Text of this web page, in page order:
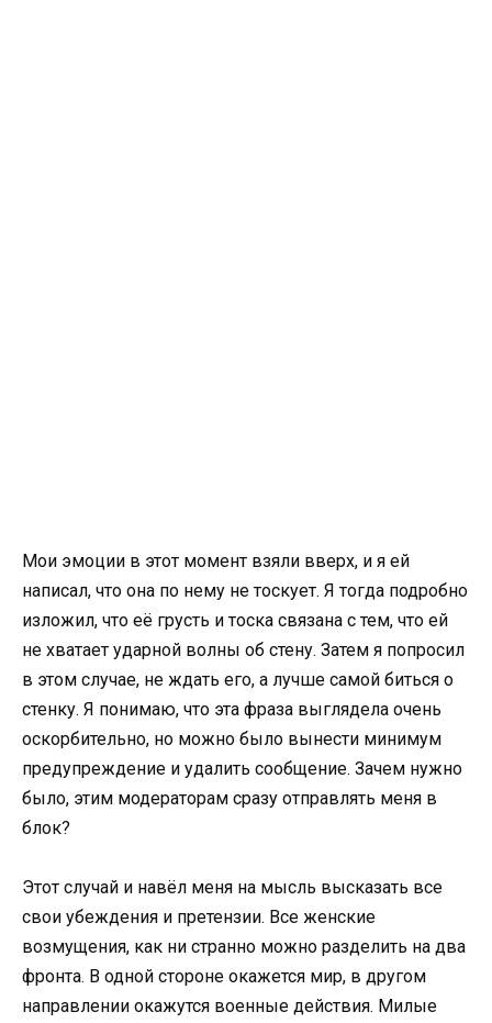
Мои эмоции в этот момент взяли вверх, и я ей
написал, что она по нему не тоскует. Я тогда подробно
изложил, что её грусть и тоска связана с тем, что ей
не хватает ударной волны об стену. Затем я попросил
в этом случае, не ждать его, а лучше самой биться о
стенку. Я понимаю, что эта фраза выглядела очень
оскорбительно, но можно было вынести минимум
предупреждение и удалить сообщение. Зачем нужно
было, этим модераторам сразу отправлять меня в
блок?
Этот случай и навёл меня на мысль высказать все
свои убеждения и претензии. Все женские
возмущения, как ни странно можно разделить на два
фронта. В одной стороне окажется мир, в другом
направлении окажутся военные действия. Милые